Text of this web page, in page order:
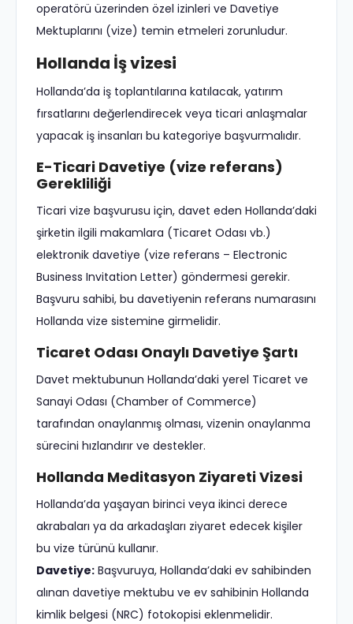
operatörü üzerinden özel izinleri ve Davetiye
Mektuplarını (vize) temin etmeleri zorunludur.
Hollanda İş vizesi
Hollanda’da iş toplantılarına katılacak, yatırım
fırsatlarını değerlendirecek veya ticari anlaşmalar
yapacak iş insanları bu kategoriye başvurmalıdır.
E-Ticari Davetiye (vize referans)
Gerekliliği
Ticari vize başvurusu için, davet eden Hollanda’daki
şirketin ilgili makamlara (Ticaret Odası vb.)
elektronik davetiye (vize referans – Electronic
Business Invitation Letter) göndermesi gerekir.
Başvuru sahibi, bu davetiyenin referans numarasını
Hollanda vize sistemine girmelidir.
Ticaret Odası Onaylı Davetiye Şartı
Davet mektubunun Hollanda’daki yerel Ticaret ve
Sanayi Odası (Chamber of Commerce)
tarafından onaylanmış olması, vizenin onaylanma
sürecini hızlandırır ve destekler.
Hollanda Meditasyon Ziyareti Vizesi
Hollanda’da yaşayan birinci veya ikinci derece
akrabaları ya da arkadaşları ziyaret edecek kişiler
bu vize türünü kullanır.
Davetiye: Başvuruya, Hollanda’daki ev sahibinden
alınan davetiye mektubu ve ev sahibinin Hollanda
kimlik belgesi (NRC) fotokopisi eklenmelidir.